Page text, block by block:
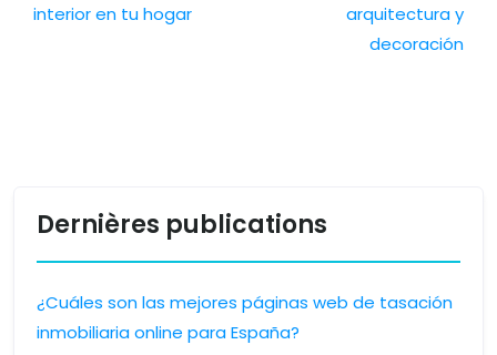
interior en tu hogar
arquitectura y
decoración
Dernières publications
¿Cuáles son las mejores páginas web de tasación
inmobiliaria online para España?